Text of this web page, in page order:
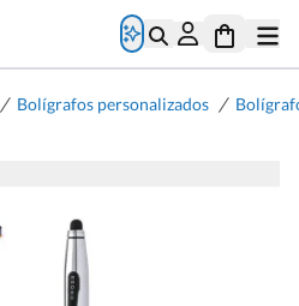
/ Bolígrafos personalizados /